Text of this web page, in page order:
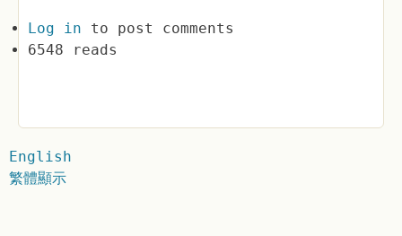
Log in to post comments
6548 reads
English
繁體顯示